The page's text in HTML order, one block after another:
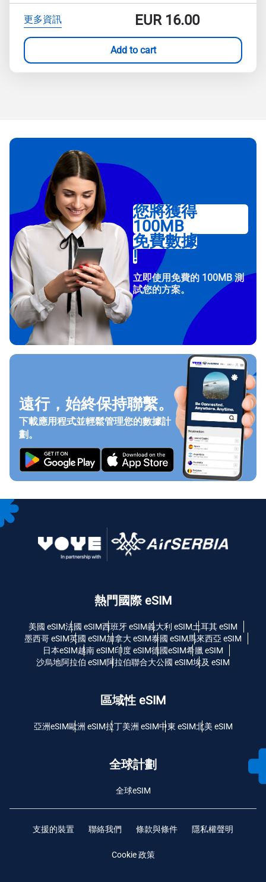
更多資訊 EUR16.00
Add to cart
您將獲得
100MB
免費數據
!
立即使用免費的 100MB 測
試您的方案。
遠行，始終保持聯繫。
下載應用程式並輕鬆管理您的數據計
劃。
熱門國際 eSIM
美國 eSIM法國 eSIM西班牙 eSIM義大利 eSIM土耳其 eSIM
墨西哥 eSIM英國 eSIM加拿大 eSIM泰國 eSIM馬來西亞 eSIM
日本eSIM越南 eSIM印度 eSIM德國eSIM希臘 eSIM
沙烏地阿拉伯 eSIM阿拉伯聯合大公國 eSIM埃及 eSIM
區域性 eSIM
亞洲eSIM歐洲 eSIM拉丁美洲 eSIM中東 eSIM北美 eSIM
全球計劃
全球eSIM
支援的裝置 聯絡我們 條款與條件 隱私權聲明
Cookie 政策